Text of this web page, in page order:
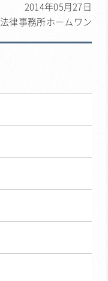
2014年05月27日
法律事務所ホームワン